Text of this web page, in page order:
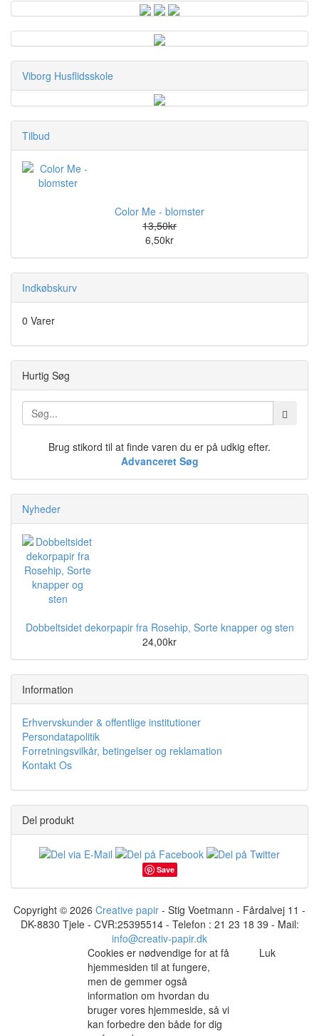
Viborg Husflidsskole
Tilbud
Color Me - blomster
13,50kr
6,50kr
Indkøbskurv
0 Varer
Hurtig Søg
Brug stikord til at finde varen du er på udkig efter.
Advanceret Søg
Nyheder
Dobbeltsidet dekorpapir fra Rosehip, Sorte knapper og sten
24,00kr
Information
Erhvervskunder & offentlige institutioner
Persondatapolitik
Forretningsvilkår, betingelser og reklamation
Kontakt Os
Del produkt
Save
Copyright © 2026 Creative papir - Stig Voetmann - Fårdalvej 11 -
DK-8830 Tjele - CVR:25395514 - Telefon : 21 23 18 39 - Mail:
info@creativ-papir.dk
Cookies er nødvendige for at få
hjemmesiden til at fungere,
men de gemmer også
information om hvordan du
bruger vores hjemmeside, så vi
kan forbedre den både for dig
Luk